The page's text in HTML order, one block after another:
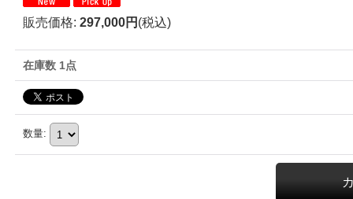
販売価格: 297,000円 (税込)
在庫数 1点
数量: